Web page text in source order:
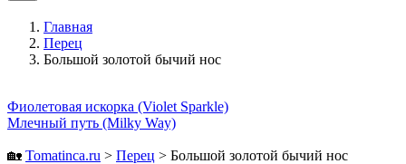
Главная
Перец
Большой золотой бычий нос
Фиолетовая искорка (Violet Sparkle)
Млечный путь (Milky Way)
🏡 Tomatinсa.ru > Перец > Большой золотой бычий нос